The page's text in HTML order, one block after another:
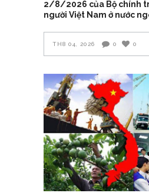
2/8/2026 của Bộ chính
người Việt Nam ở nước
TH8 04, 2026 0 0